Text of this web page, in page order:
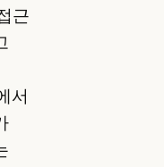
근
서